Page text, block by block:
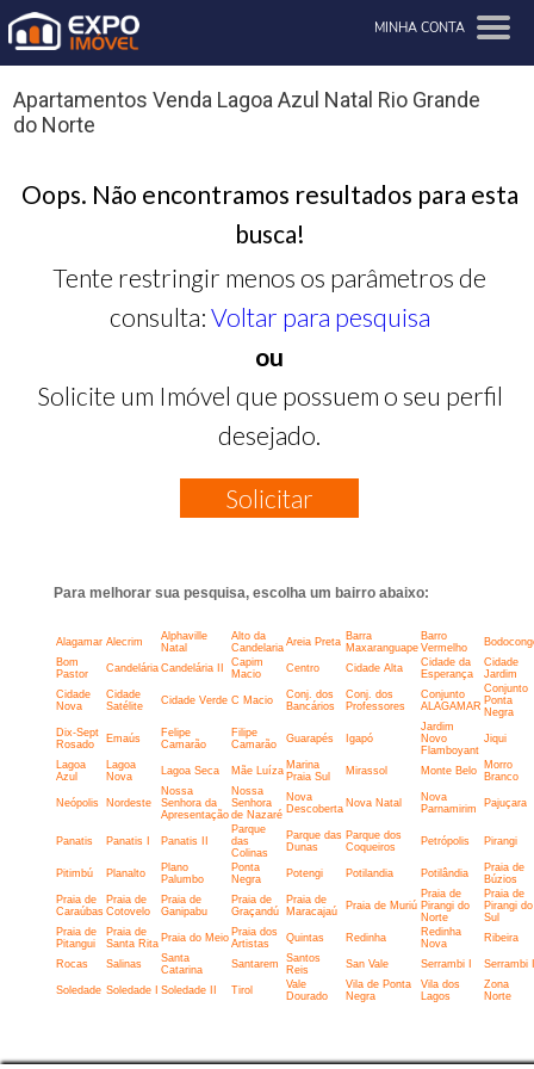
MINHA CONTA
Apartamentos Venda Lagoa Azul Natal Rio Grande
do Norte
Oops. Não encontramos resultados para esta
busca!
Tente restringir menos os parâmetros de
consulta: Voltar para pesquisa
ou
Solicite um Imóvel que possuem o seu perfil
desejado.
Solicitar
Para melhorar sua pesquisa, escolha um bairro abaixo:
Alagamar Alecrim
Alphaville
Natal
Alto da
Candelaria Areia Preta Barra
Maxaranguape
Barro
Vermelho
Bom
Pastor
Candelária Candelária II
Capim
Macio
Centro Cidade Alta
Cidade da
Esperança
Cidade
Jardim
Cidade
Nova
Cidade
Satélite
Cidade Verde C Macio
Conj. dos
Bancários
Conj. dos
Professores
Conjunto
ALAGAMAR
Conjunto
Ponta
Negra
Dix-Sept
Rosado
Emaús
Felipe
Camarão
Filipe
Camarão
Guarapés Igapó
Jardim
Novo
Flamboyant
Jiqui
Lagoa
Azul
Lagoa
Nova
Lagoa Seca Mãe Luíza Marina
Praia Sul
Mirassol Monte Belo
Morro
Branco
Neópolis Nordeste
Nossa
Senhora da
Apresentação
Nossa
Senhora
de Nazaré
Nova
Descoberta Nova Natal
Nova
Parnamirim
Pajuçara
Panatis Panatis I Panatis II
Parque
das
Colinas
Parque das
Dunas
Parque dos
Coqueiros
Petrópolis Pirangi
Pitimbú Planalto
Plano
Palumbo
Ponta
Negra
Potengi Potilandia Potilândia
Praia de
Búzios
Praia de
Caraúbas
Praia de
Cotovelo
Praia de
Ganipabu
Praia de
Graçandú
Praia de
Maracajaú
Praia de Muriú
Praia de
Pirangi do
Norte
Praia de
Pirangi do
Sul
Praia de
Pitangui
Praia de
Santa Rita Praia do Meio Praia dos
Artistas
Quintas Redinha
Redinha
Nova
Ribeira
Rocas Salinas
Santa
Catarina
Santarem
Santos
Reis
San Vale Serrambi I Serrambi
Soledade Soledade I Soledade II Tirol
Vale
Dourado
Vila de Ponta
Negra
Vila dos
Lagos
Zona
Norte